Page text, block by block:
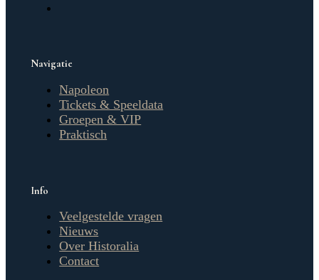
Navigatie
Napoleon
Tickets & Speeldata
Groepen & VIP
Praktisch
Info
Veelgestelde vragen
Nieuws
Over Historalia
Contact